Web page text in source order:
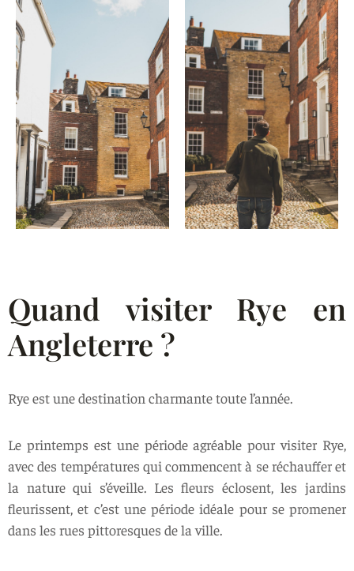
Quand visiter Rye en
Angleterre ?
Rye est une destination charmante toute l’année.
Le printemps est une période agréable pour visiter Rye,
avec des températures qui commencent à se réchauffer et
la nature qui s’éveille. Les fleurs éclosent, les jardins
fleurissent, et c’est une période idéale pour se promener
dans les rues pittoresques de la ville.